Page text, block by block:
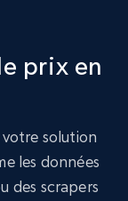
prix en
solution
les données
des scrapers